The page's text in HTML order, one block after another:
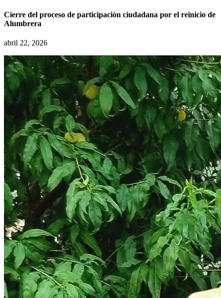
Cierre del proceso de participación ciudadana por el reinicio de
Alumbrera
abril 22, 2026